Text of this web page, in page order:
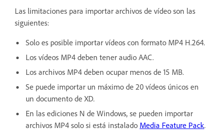
Las limitaciones para importar archivos de vídeo son las
siguientes:
Solo es posible importar vídeos con formato MP4 H.264.
Los vídeos MP4 deben tener audio AAC.
Los archivos MP4 deben ocupar menos de 15 MB.
Se puede importar un máximo de 20 vídeos únicos en
un documento de XD.
En las ediciones N de Windows, se pueden importar
archivos MP4 solo si está instalado Media Feature Pack.